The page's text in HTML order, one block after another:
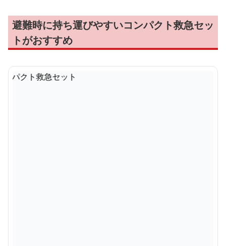
避難時に持ち運びやすいコンパクト救急セッ
トがおすすめ